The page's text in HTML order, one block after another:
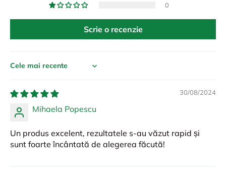
0
Scrie o recenzie
Sort by
30/08/2024
Mihaela Popescu
Un produs excelent, rezultatele s-au văzut rapid și
sunt foarte încântată de alegerea făcută!